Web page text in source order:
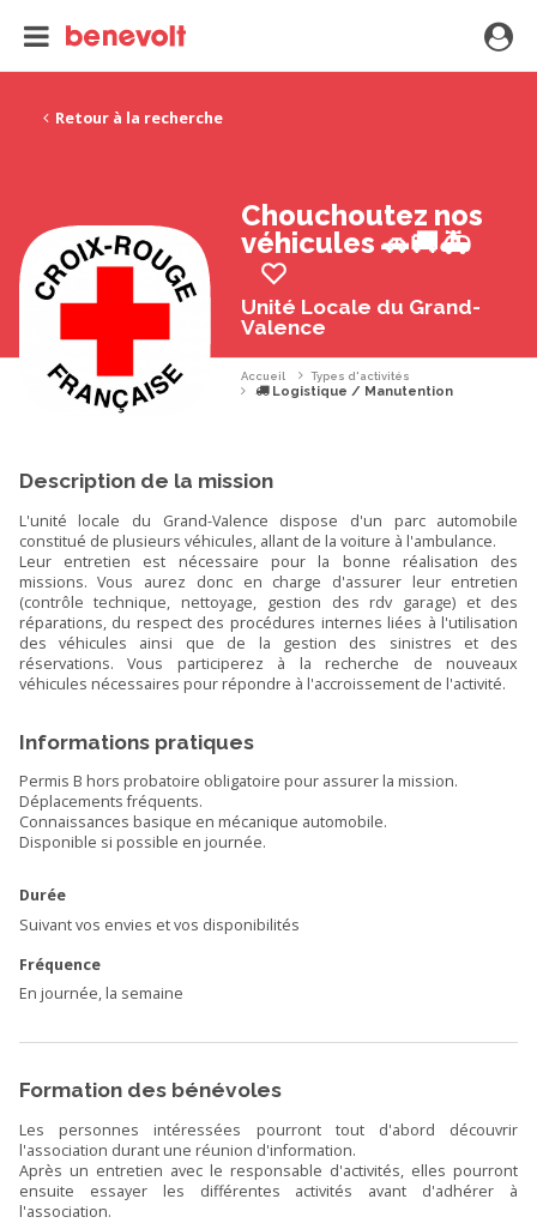
Retour à la recherche
Chouchoutez nos
véhicules 🚗🚚🚑
Unité Locale du Grand-
Valence
Accueil Types d'activités
Logistique / Manutention
Description de la mission
L'unité locale du Grand-Valence dispose d'un parc automobile
constitué de plusieurs véhicules, allant de la voiture à l'ambulance.
Leur entretien est nécessaire pour la bonne réalisation des
missions. Vous aurez donc en charge d'assurer leur entretien
(contrôle technique, nettoyage, gestion des rdv garage) et des
réparations, du respect des procédures internes liées à l'utilisation
des véhicules ainsi que de la gestion des sinistres et des
réservations. Vous participerez à la recherche de nouveaux
véhicules nécessaires pour répondre à l'accroissement de l'activité.
Informations pratiques
Permis B hors probatoire obligatoire pour assurer la mission.
Déplacements fréquents.
Connaissances basique en mécanique automobile.
Disponible si possible en journée.
Durée
Suivant vos envies et vos disponibilités
Fréquence
En journée, la semaine
Formation des bénévoles
Les personnes intéressées pourront tout d'abord découvrir
l'association durant une réunion d'information.
Après un entretien avec le responsable d'activités, elles pourront
ensuite essayer les différentes activités avant d'adhérer à
l'association.